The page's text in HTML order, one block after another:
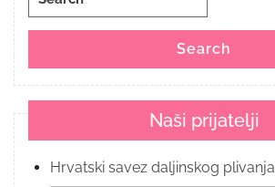
Search
Naši prijatelji
Hrvatski savez daljinskog plivanja